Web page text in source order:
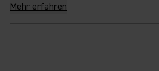
Mehr erfahren